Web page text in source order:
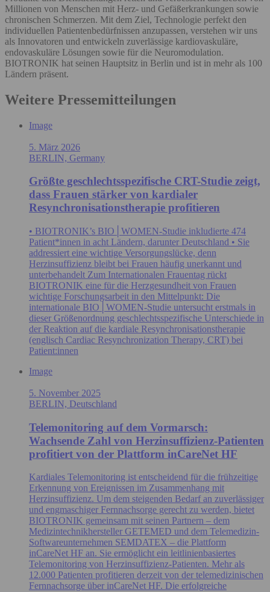
Millionen von Menschen mit Herz- und Gefäßerkrankungen sowie
chronischen Schmerzen. Mit dem Ziel, Technologie perfekt den
individuellen Patientenbedürfnissen anzupassen, verstehen wir uns
als Innovatoren und entwickeln zuverlässige kardiovaskuläre,
endovaskuläre Lösungen sowie für die Neuromodulation.
BIOTRONIK hat seinen Hauptsitz in Berlin und ist in mehr als 100
Ländern präsent.
Weitere Pressemitteilungen
Image
5. März 2026
BERLIN, Germany
Größte geschlechtsspezifische CRT-Studie zeigt,
dass Frauen stärker von kardialer
Resynchronisationstherapie profitieren
• BIOTRONIK’s BIO│WOMEN-Studie inkludierte 474
Patient*innen in acht Ländern, darunter Deutschland • Sie
addressiert eine wichtige Versorgungslücke, denn
Herzinsuffizienz bleibt bei Frauen häufig unerkannt und
unterbehandelt Zum Internationalen Frauentag rückt
BIOTRONIK eine für die Herzgesundheit von Frauen
wichtige Forschungsarbeit in den Mittelpunkt: Die
internationale BIO│WOMEN‑Studie untersucht erstmals in
dieser Größenordnung geschlechtsspezifische Unterschiede in
der Reaktion auf die kardiale Resynchronisationstherapie
(englisch Cardiac Resynchronization Therapy, CRT) bei
Patient:innen
Image
5. November 2025
BERLIN, Deutschland
Telemonitoring auf dem Vormarsch:
Wachsende Zahl von Herzinsuffizienz-Patienten
profitiert von der Plattform inCareNet HF
Kardiales Telemonitoring ist entscheidend für die frühzeitige
Erkennung von Ereignissen im Zusammenhang mit
Herzinsuffizienz. Um dem steigenden Bedarf an zuverlässiger
und engmaschiger Fernnachsorge gerecht zu werden, bietet
BIOTRONIK gemeinsam mit seinen Partnern – dem
Medizintechnikhersteller GETEMED und dem Telemedizin-
Softwareunternehmen SEMDATEX – die Plattform
inCareNet HF an. Sie ermöglicht ein leitlinienbasiertes
Telemonitoring von Herzinsuffizienz-Patienten. Mehr als
12.000 Patienten profitieren derzeit von der telemedizinischen
Fernnachsorge über inCareNet HF. Die erfolgreiche